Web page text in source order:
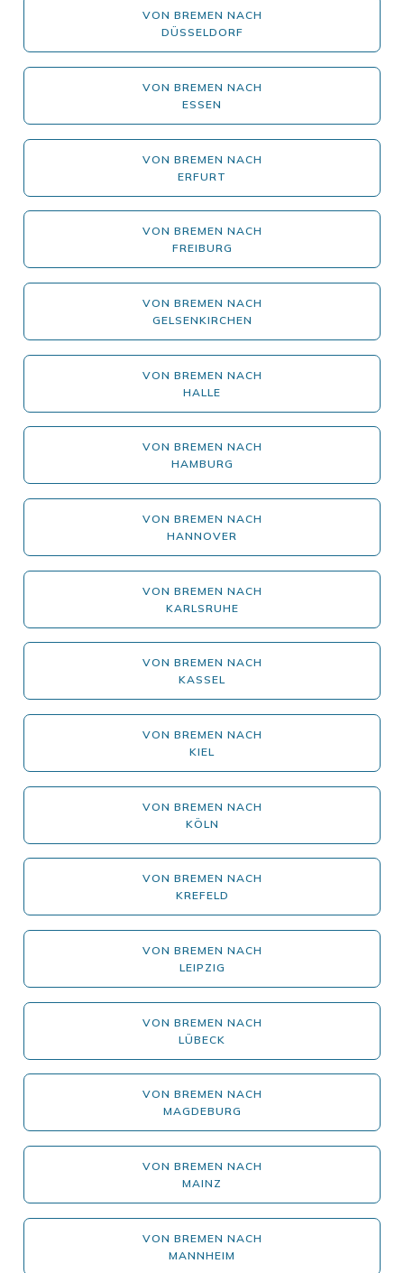
VON BREMEN NACH
DÜSSELDORF
VON BREMEN NACH
ESSEN
VON BREMEN NACH
ERFURT
VON BREMEN NACH
FREIBURG
VON BREMEN NACH
GELSENKIRCHEN
VON BREMEN NACH
HALLE
VON BREMEN NACH
HAMBURG
VON BREMEN NACH
HANNOVER
VON BREMEN NACH
KARLSRUHE
VON BREMEN NACH
KASSEL
VON BREMEN NACH
KIEL
VON BREMEN NACH
KÖLN
VON BREMEN NACH
KREFELD
VON BREMEN NACH
LEIPZIG
VON BREMEN NACH
LÜBECK
VON BREMEN NACH
MAGDEBURG
VON BREMEN NACH
MAINZ
VON BREMEN NACH
MANNHEIM